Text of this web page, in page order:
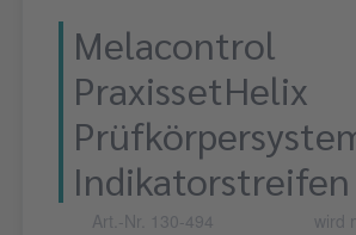
Melacontrol
PraxissetHelix
Indikatorstreifen
Art.-Nr. 130-494 wird